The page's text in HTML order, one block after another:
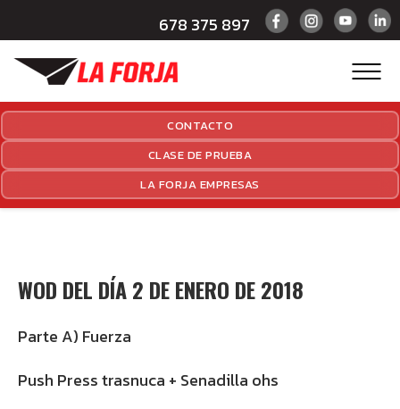
678 375 897
CONTACTO
CLASE DE PRUEBA
LA FORJA EMPRESAS
WOD DEL DÍA 2 DE ENERO DE 2018
Parte A) Fuerza
Push Press trasnuca + Senadilla ohs